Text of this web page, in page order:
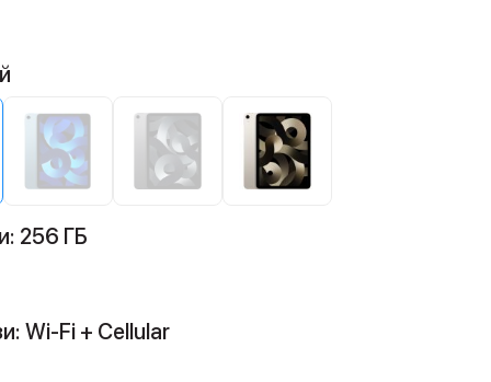
256 ГБ
Wi-Fi + Cellular